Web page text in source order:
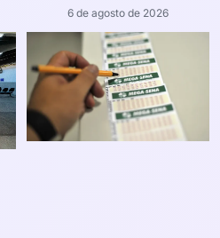
6 de agosto de 2026